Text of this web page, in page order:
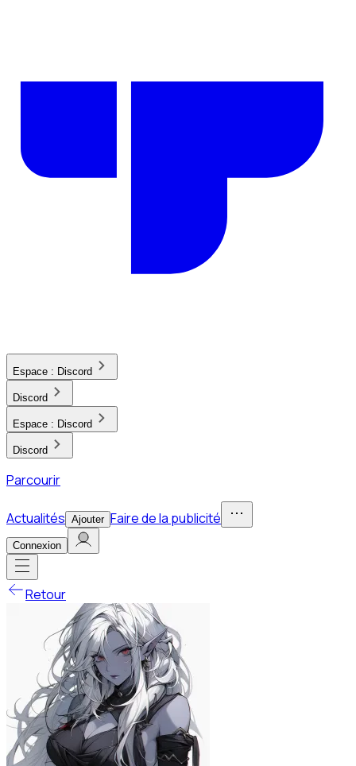
Espace : Discord
Discord
Espace : Discord
Discord
Parcourir
Actualités Ajouter Faire de la publicité
Connexion
Retour